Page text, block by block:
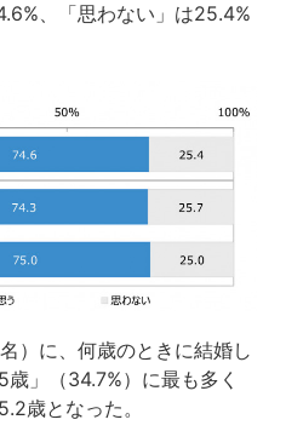
、「思わない」は25.4%
）に、何歳のときに結婚し
」（34.7%）に最も多く
歳となった。